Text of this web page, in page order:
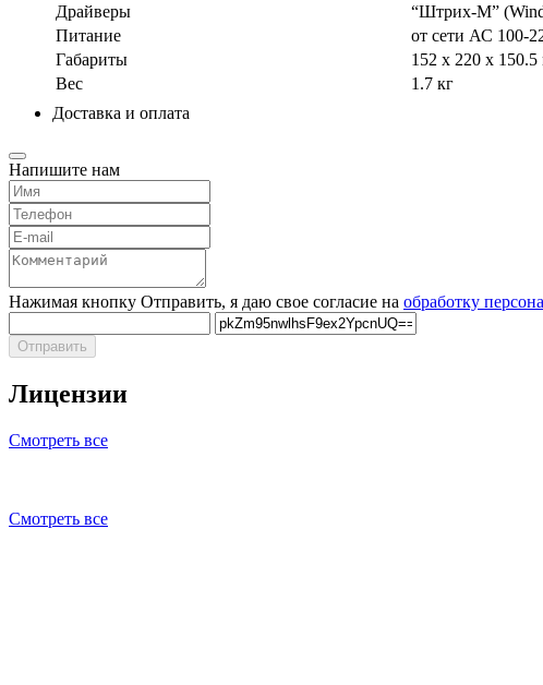
Драйверы
“Штрих-М”
Питание
от сети АС 100-
Габариты
152 х 220 х
Вес
1.7 кг
Доставка и оплата
Напишите нам
Нажимая кнопку Отправить, я даю свое согласие на обработку
Отправить
Лицензии
Смотреть все
Смотреть все